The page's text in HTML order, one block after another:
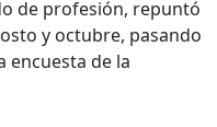
de profesión, repuntó
y octubre, pasando
encuesta de la